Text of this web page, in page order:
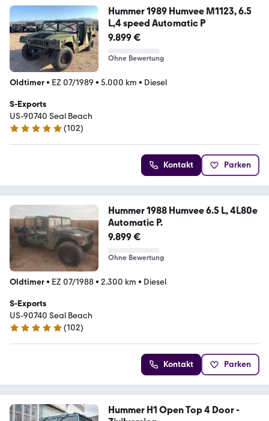
Hummer 1989 Humvee M1123, 6.5
L,4 speed Automatic P
9.899 €
Ohne Bewertung
Oldtimer• EZ 07/1989 • 5.000 km • Diesel
S-Exports
US-90740 Seal Beach
4.9 Sterne
(102)
Kontakt Parken
Hummer 1988 Humvee 6.5 L, 4L80e
Automatic P.
9.899 €
Ohne Bewertung
Oldtimer• EZ 07/1988• 2.300 km • Diesel
S-Exports
US-90740 Seal Beach
4.9 Sterne
(102)
Kontakt Parken
Hummer H1 Open Top 4 Door -